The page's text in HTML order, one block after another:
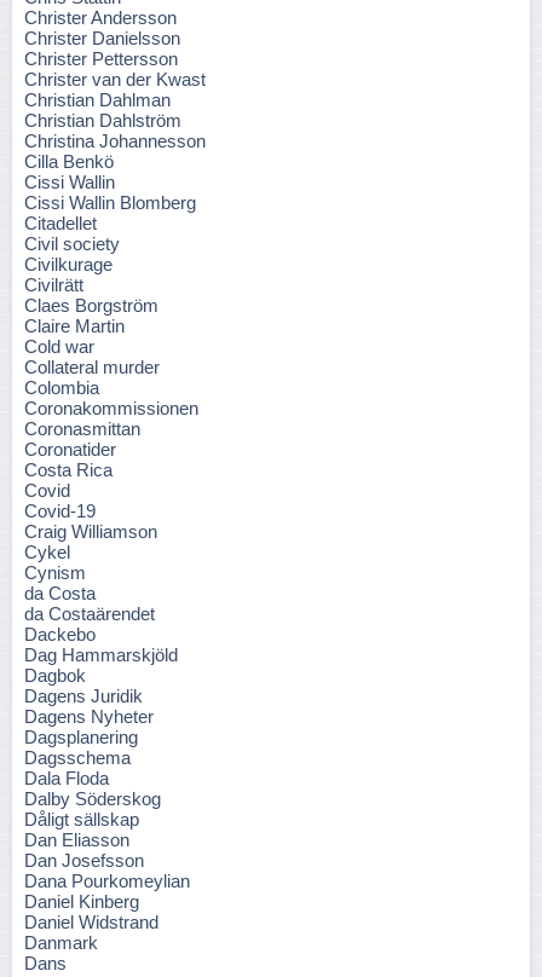
Christer Andersson
Christer Danielsson
Christer Pettersson
Christer van der Kwast
Christian Dahlman
Christian Dahlström
Christina Johannesson
Cilla Benkö
Cissi Wallin
Cissi Wallin Blomberg
Citadellet
Civil society
Civilkurage
Civilrätt
Claes Borgström
Claire Martin
Cold war
Collateral murder
Colombia
Coronakommissionen
Coronasmittan
Coronatider
Costa Rica
Covid
Covid-19
Craig Williamson
Cykel
Cynism
da Costa
da Costaärendet
Dackebo
Dag Hammarskjöld
Dagbok
Dagens Juridik
Dagens Nyheter
Dagsplanering
Dagsschema
Dala Floda
Dalby Söderskog
Dåligt sällskap
Dan Eliasson
Dan Josefsson
Dana Pourkomeylian
Daniel Kinberg
Daniel Widstrand
Danmark
Dans